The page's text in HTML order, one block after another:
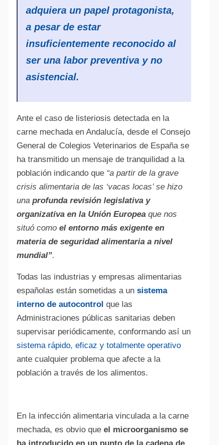
adquiera un papel protagonista,
a pesar de estar
insuficientemente reconocido al
ser una labor preventiva y no
asistencial.
Ante el caso de listeriosis detectada en la
carne mechada en Andalucía, desde el Consejo
General de Colegios Veterinarios de España se
ha transmitido un mensaje de tranquilidad a la
población indicando que “a partir de la grave
crisis alimentaria de las ‘vacas locas’ se hizo
una profunda revisión legislativa y
organizativa en la Unión Europeaque nos
situó comoel entorno más exigente en
materia de seguridad alimentaria a nivel
mundial”.
Todas las industrias y empresas alimentarias
españolas están sometidas a un sistema
interno de autocontrol que las
Administraciones públicas sanitarias deben
supervisar periódicamente, conformando así un
sistema rápido, eficaz y totalmente operativo
ante cualquier problema que afecte a la
población a través de los alimentos.
En la infección alimentaria vinculada a la carne
mechada, es obvio que el microorganismo se